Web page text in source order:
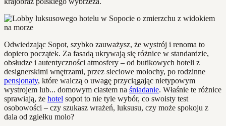
Odwiedzając Sopot, szybko zauważysz, że wystrój i renoma to
dopiero początek. Za fasadą ukrywają się różnice w standardzie,
obsłudze i autentyczności atmosfery – od butikowych hoteli z
designerskimi wnętrzami, przez sieciowe molochy, po rodzinne
pensjonaty, które walczą o uwagę przyciągając nietypowym
wystrojem lub... domowym ciastem na śniadanie. Właśnie te różnice
sprawiają, że hotel sopot to nie tyle wybór, co swoisty test
osobowości – czy szukasz wrażeń, luksusu, czy może spokoju z
dala od zgiełku molo?